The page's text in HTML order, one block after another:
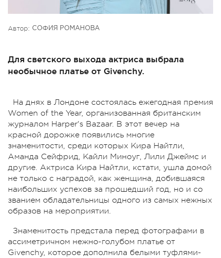
Автор: СОФИЯ РОМАНОВА
Для светского выхода актриса выбрала
необычное платье от Givenchy.
На днях в Лондоне состоялась ежегодная премия
Women of the Year, организованная британским
журналом Harper's Bazaar. В этот вечер на
красной дорожке появились многие
знаменитости, среди которых Кира Найтли,
Аманда Сейфрид, Кайли Миноуг, Лили Джеймс и
другие. Актриса Кира Найтли, кстати, ушла домой
не только с наградой, как женщина, добившаяся
наибольших успехов за прошедший год, но и со
званием обладательницы одного из самых нежных
образов на мероприятии.
Знаменитость предстала перед фотографами в
ассиметричном нежно-голубом платье от
Givenchy, которое дополнила белыми туфлями-